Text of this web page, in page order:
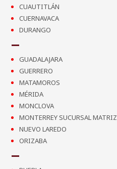
CUAUTITLÁN
CUERNAVACA
DURANGO
GUADALAJARA
GUERRERO
MATAMOROS
MÉRIDA
MONCLOVA
MONTERREY SUCURSAL MATRIZ
NUEVO LAREDO
ORIZABA